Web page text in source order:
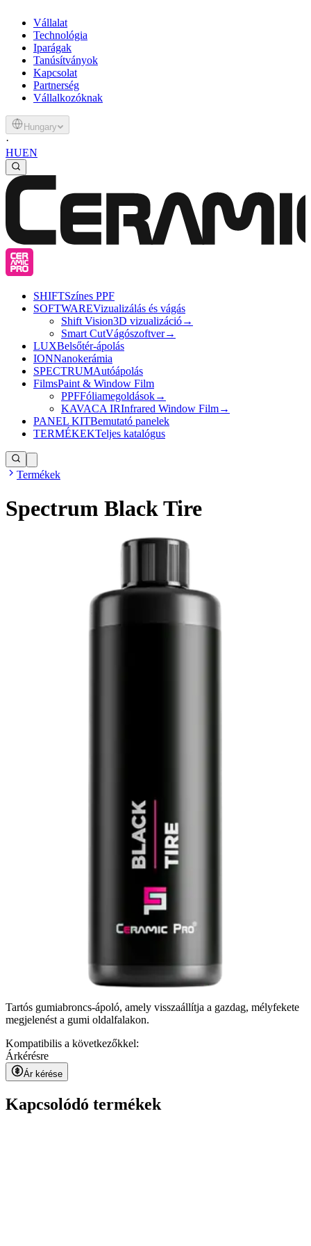
Vállalat
Technológia
Iparágak
Tanúsítványok
Kapcsolat
Partnerség
Vállalkozóknak
Hungary
·
HUEN
SHIFTSzínes PPF
SOFTWAREVizualizálás és vágás
Shift Vision3D vizualizáció→
Smart CutVágószoftver→
LUXBelsőtér-ápolás
IONNanokerámia
SPECTRUMAutóápolás
FilmsPaint & Window Film
PPFFóliamegoldások→
KAVACA IRInfrared Window Film→
PANEL KITBemutató panelek
TERMÉKEKTeljes katalógus
Termékek
Spectrum Black Tire
Tartós gumiabroncs-ápoló, amely visszaállítja a gazdag, mélyfekete
megjelenést a gumi oldalfalakon.
Kompatibilis a következőkkel:
Árkérésre
Ár kérése
Kapcsolódó termékek